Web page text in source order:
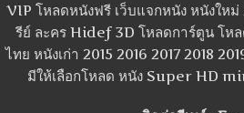
VIP โหลดหนังฟรี เว็บแจกหนัง หนังให
รีย์ ละคร Hidef 3D โหลดการ์ตูน โห
ไทย หนังเก่า 2015 2016 2017 2018
มีให้เลือกโหลด หนัง Super HD